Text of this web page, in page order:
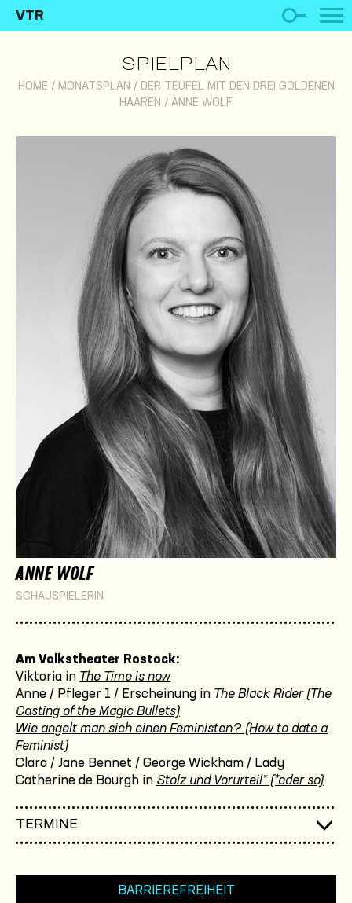
VTR
SPIELPLAN
HOME / MONATSPLAN / DER TEUFEL MIT DEN DREI GOLDENEN
HAAREN / ANNE WOLF
ANNE WOLF
SCHAUSPIELERIN
Am Volkstheater Rostock:
Viktoria in The Time is now
Anne / Pfleger 1 / Erscheinung in The Black Rider (The
Casting of the Magic Bullets)
Wie angelt man sich einen Feministen? (How to date a
Feminist)
Clara / Jane Bennet / George Wickham / Lady
Catherine de Bourgh in Stolz und Vorurteil* (*oder so)
TERMINE
BARRIEREFREIHEIT